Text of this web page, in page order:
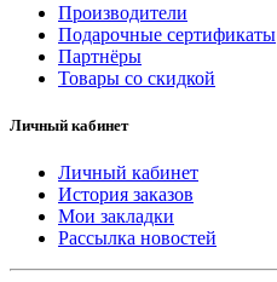
Производители
Подарочные сертификаты
Партнёры
Товары со скидкой
Личный кабинет
Личный кабинет
История заказов
Мои закладки
Рассылка новостей